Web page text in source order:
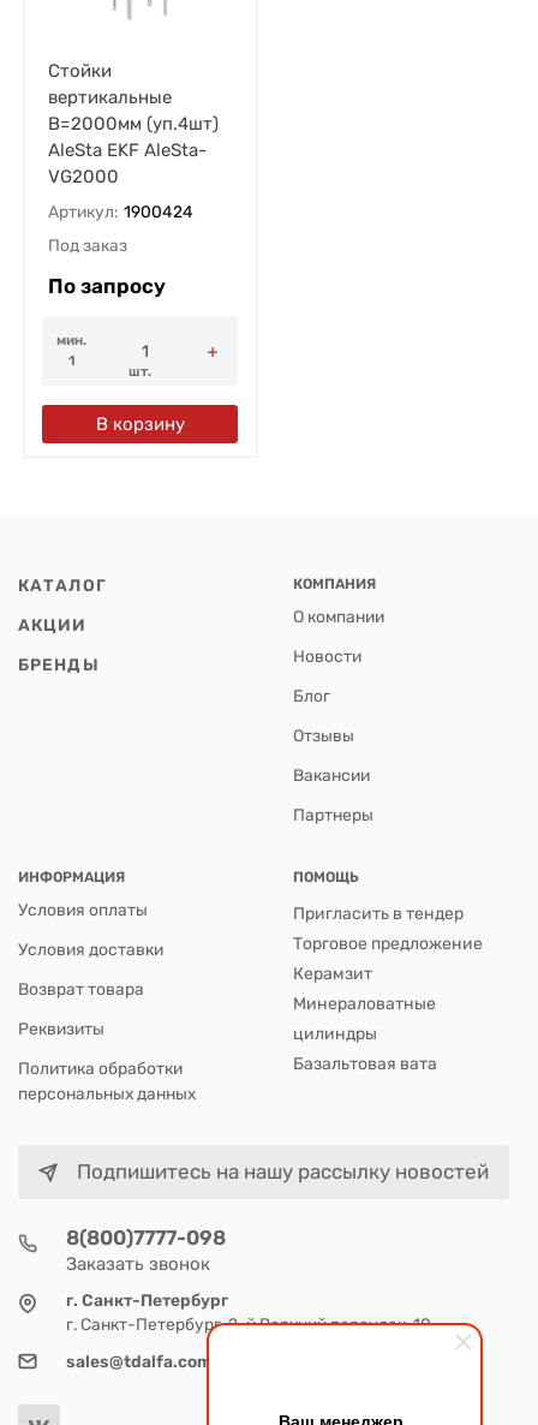
Ваш менеджер
Стойки
вертикальные
В=2000мм (уп.4шт)
AleSta EKF AleSta-
VG2000
Артикул: 1900424
Под заказ
По запросу
мин.
1
шт.
В корзину
КАТАЛОГ
АКЦИИ
БРЕНДЫ
КОМПАНИЯ
О компании
Новости
Блог
Отзывы
Вакансии
Партнеры
ИНФОРМАЦИЯ
Условия оплаты
Условия доставки
Возврат товара
Реквизиты
Политика обработки
персональных данных
ПОМОЩЬ
Пригласить в тендер
Торговое предложение
Керамзит
Минераловатные
цилиндры
Базальтовая вата
Подпишитесь на нашу рассылку новостей
8(800)7777-098
Заказать звонок
г. Санкт-Петербург
г. Санкт-Петербург, 2-й Верхний переулок, 10
sales@tdalfa.com